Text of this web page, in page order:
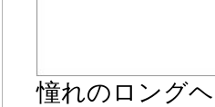
憧れのロング